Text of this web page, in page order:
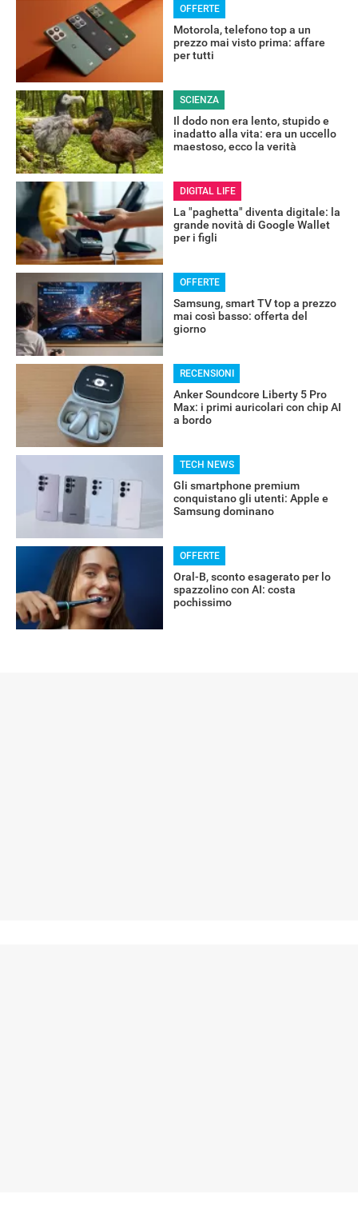
OFFERTE
Motorola, telefono top a un
prezzo mai visto prima: affare
per tutti
SCIENZA
Il dodo non era lento, stupido e
inadatto alla vita: era un uccello
maestoso, ecco la verità
DIGITAL LIFE
La "paghetta" diventa digitale: la
grande novità di Google Wallet
per i figli
OFFERTE
Samsung, smart TV top a prezzo
mai così basso: offerta del
giorno
RECENSIONI
Anker Soundcore Liberty 5 Pro
Max: i primi auricolari con chip AI
a bordo
TECH NEWS
Gli smartphone premium
conquistano gli utenti: Apple e
Samsung dominano
OFFERTE
Oral-B, sconto esagerato per lo
spazzolino con AI: costa
pochissimo